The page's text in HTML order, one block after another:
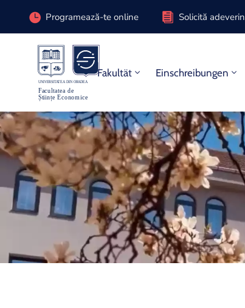
Programează-te online Solicită
Fakultät Einschreibungen